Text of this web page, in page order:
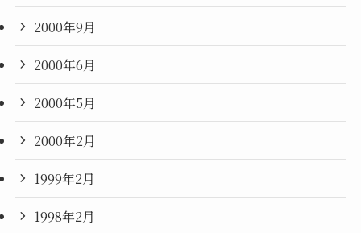
2000年9月
2000年6月
2000年5月
2000年2月
1999年2月
1998年2月